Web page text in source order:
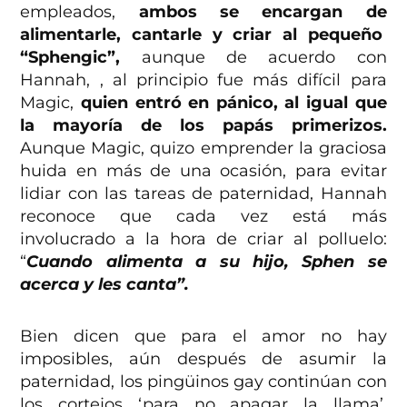
empleados, ambos se encargan de
alimentarle, cantarle y criar al pequeño
“Sphengic”, aunque de acuerdo con
Hannah, , al principio fue más difícil para
Magic,quien entró en pánico, al igual que
la mayoría de los papás primerizos.
Aunque Magic, quizo emprender la graciosa
huida en más de una ocasión, para evitar
lidiar con las tareas de paternidad, Hannah
reconoce que cada vez está más
involucrado a la hora de criar al polluelo:
“Cuando alimenta a su hijo, Sphen se
acerca y les canta”.
Bien dicen que para el amor no hay
imposibles, aún después de asumir la
paternidad, los pingüinos gay continúan con